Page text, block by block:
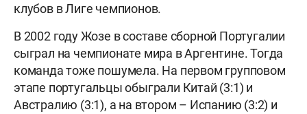
клубов в Лиге чемпионов.
В 2002 году Жозе в составе сборной Португалии
сыграл на чемпионате мира в Аргентине. Тогда
команда тоже пошумела. На первом групповом
этапе португальцы обыграли Китай (3:1) и
Австралию (3:1), а на втором – Испанию (3:2) и